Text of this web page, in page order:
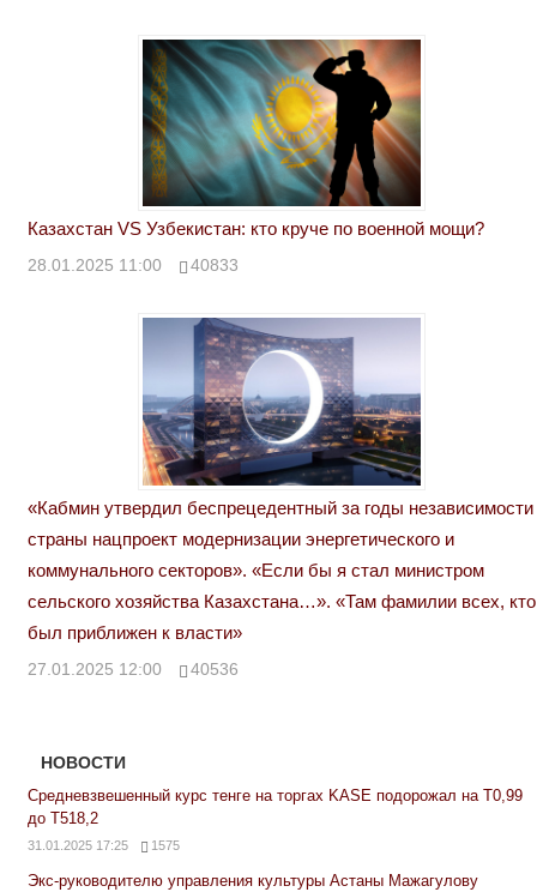
Казахстан VS Узбекистан: кто круче по военной мощи?
28.01.2025 11:00 40833
«Кабмин утвердил беспрецедентный за годы независимости
страны нацпроект модернизации энергетического и
коммунального секторов». «Если бы я стал министром
сельского хозяйства Казахстана…». «Там фамилии всех, кто
был приближен к власти»
27.01.2025 12:00 40536
НОВОСТИ
Средневзвешенный курс тенге на торгах KASE подорожал на Т0,99
до Т518,2
31.01.2025 17:25 1575
Экс-руководителю управления культуры Астаны Мажагулову